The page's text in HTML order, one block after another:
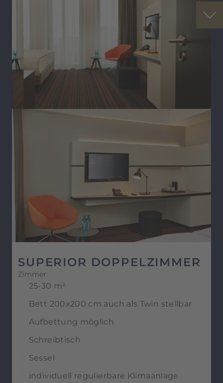
SUPERIOR DOPPELZIMMER
Zimmer:
25-30 m²
Bett 200x200 cm auch als Twin stellbar
Aufbettung möglich
Schreibtisch
Sessel
individuell regulierbare Klimaanlage